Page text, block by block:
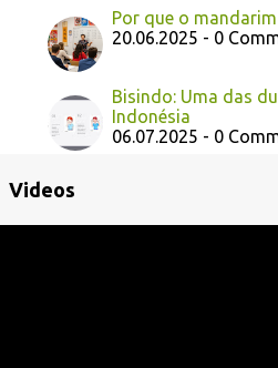
Por que o
20.06.2025 - 0
Bisindo: Uma das
Indonésia
06.07.2025 - 0
Videos